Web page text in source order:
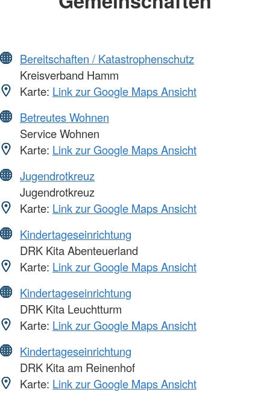
Bereitschaften / Katastrophenschutz
Kreisverband Hamm
Karte: Link zur Google Maps Ansicht
Betreutes Wohnen
Service Wohnen
Karte: Link zur Google Maps Ansicht
Jugendrotkreuz
Jugendrotkreuz
Karte: Link zur Google Maps Ansicht
Kindertageseinrichtung
DRK Kita Abenteuerland
Karte: Link zur Google Maps Ansicht
Kindertageseinrichtung
DRK Kita Leuchtturm
Karte: Link zur Google Maps Ansicht
Kindertageseinrichtung
DRK Kita am Reinenhof
Karte: Link zur Google Maps Ansicht